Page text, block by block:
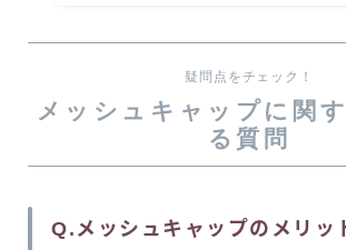
疑問点をチェック！
メッシュキャップに関
る質問
Q.メッシュキャップのメリッ